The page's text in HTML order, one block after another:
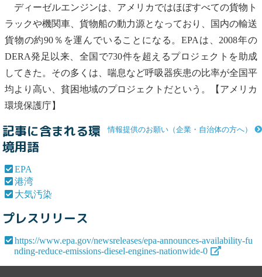
ディーゼルエンジンは、アメリカではほぼすべての貨物ト
ラックや機関車、貨物船の動力源となっており、国内の輸送
貨物の約90％を運んでいることになる。EPA は、2008年の
DERA発足以来、全国で730件を超えるプロジェクトを助成
してきた。その多くは、喘息など呼吸器疾患の比率が全国平
均より高い、貧困地域のプロジェクトだという。【アメリカ
環境保護庁】
情報提供のお願い（企業・自治体の方へ）
記事に含まれる環
境用語
EPA
港湾
大気汚染
プレスリリース
https://www.epa.gov/newsreleases/epa-announces-availability-fu
nding-reduce-emissions-diesel-engines-nationwide-0